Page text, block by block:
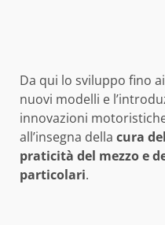
Da qui lo sviluppo fino
nuovi modelli e
innovazioni
all’insegna della cura
praticità del mezzo e
particolari.